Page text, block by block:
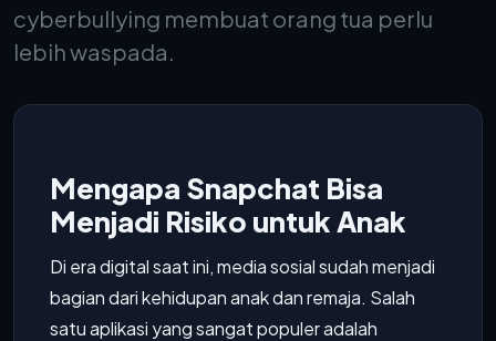
cyberbullying membuat orang tua perlu
lebih waspada.
Mengapa Snapchat Bisa
Menjadi Risiko untuk Anak
Di era digital saat ini, media sosial sudah menjadi
bagian dari kehidupan anak dan remaja. Salah
satu aplikasi yang sangat populer adalah